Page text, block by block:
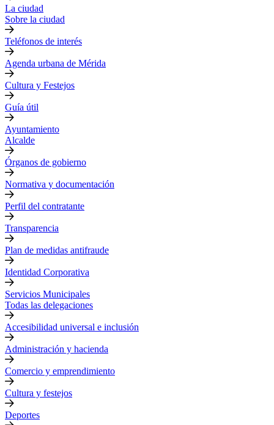
La ciudad
Sobre la ciudad
Teléfonos de interés
Agenda urbana de Mérida
Cultura y Festejos
Guía útil
Ayuntamiento
Alcalde
Órganos de gobierno
Normativa y documentación
Perfil del contratante
Transparencia
Plan de medidas antifraude
Identidad Corporativa
Servicios Municipales
Todas las delegaciones
Accesibilidad universal e inclusión
Administración y hacienda
Comercio y emprendimiento
Cultura y festejos
Deportes